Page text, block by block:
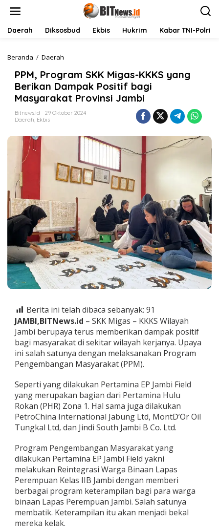
Daerah Diksosbud Ekbis Hukrim Kabar TNI-Polri
Beranda / Daerah
M
,
P
r
o
a
K
K
M
a
s
-
K
K
K
S
y
a
n
e
r
i
k
a
n
D
m
p
a
k
P
o
t
f
b
a
g
M
a
PPM, Program SKK Migas-KKKS yang
Berikan Dampak Positif bagi
Masyarakat Provinsi Jambi
Bitnews.id
29 Oktober 2024
Daerah, Ekbis
Berita ini telah dibaca sebanyak: 91
JAMBI,BITNews.id – SKK Migas – KKKS Wilayah
Jambi berupaya terus memberikan dampak positif
bagi masyarakat di sekitar wilayah kerjanya. Upaya
ini salah satunya dengan melaksanakan Program
Pengembangan Masyarakat (PPM).
Seperti yang dilakukan Pertamina EP Jambi Field
yang merupakan bagian dari Pertamina Hulu
Rokan (PHR) Zona 1. Hal sama juga dilakukan
PetroChina International Jabung Ltd, MontD’Or Oil
Tungkal Ltd, dan Jindi South Jambi B Co. Ltd.
Program Pengembangan Masyarakat yang
dilakukan Pertamina EP Jambi Field yakni
melakukan Reintegrasi Warga Binaan Lapas
Perempuan Kelas IIB Jambi dengan memberi
berbagai program keterampilan bagi para warga
binaan Lapas Perempuan Jambi. Salah satunya
membatik. Keterampilan itu akan menjadi bekal
mereka kelak.